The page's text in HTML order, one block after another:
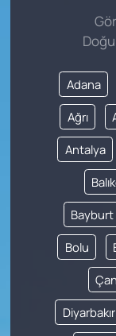
Adana
Ağrı
Antalya
Bayburt
Bolu
Diyarbakır